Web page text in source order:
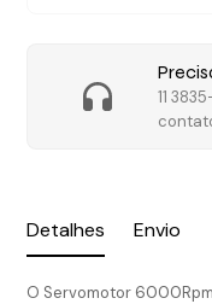
Detalhes Envio
O Servomotor 6000Rpm
11